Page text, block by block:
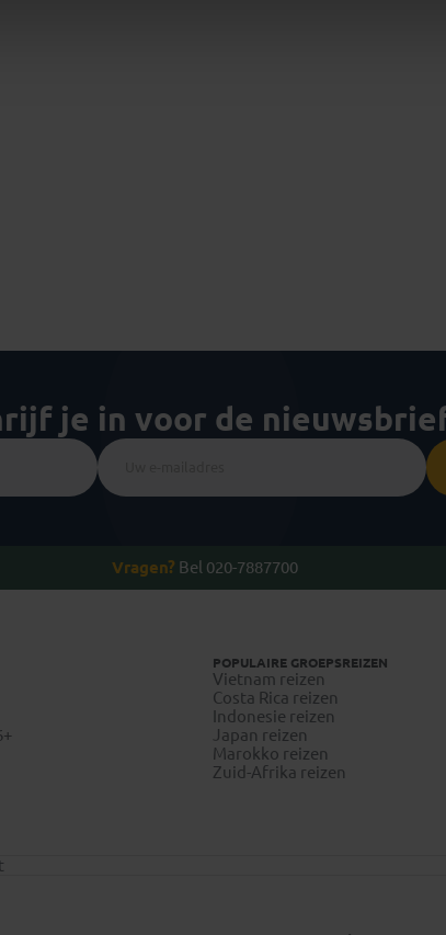
je in voor de
Vragen? Bel 020-7887700
POPULAIRE GROEPSREIZEN
Vietnam reizen
Costa Rica reizen
Indonesie reizen
Japan reizen
Marokko reizen
Zuid-Afrika reizen